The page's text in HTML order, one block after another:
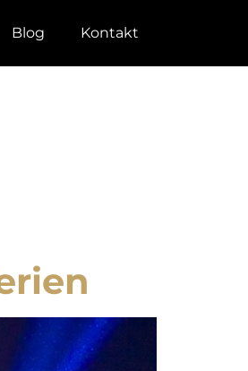
Blog Kontakt